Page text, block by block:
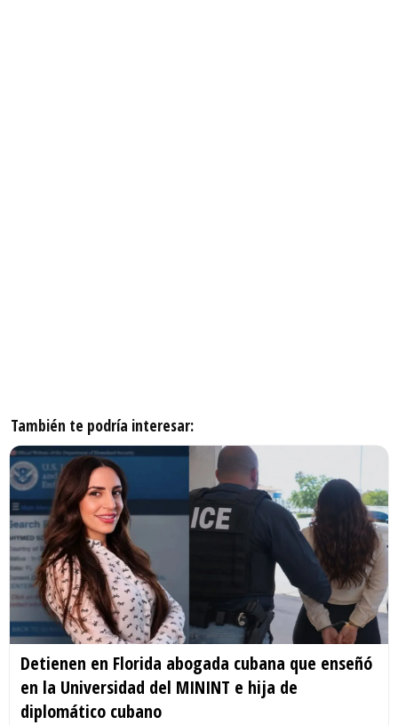
También te podría interesar:
Detienen en Florida abogada cubana que enseñó
en la Universidad del MININT e hija de
diplomático cubano